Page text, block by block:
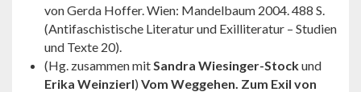
von Gerda Hoffer. Wien: Mandelbaum 2004. 488 S.
(Antifaschistische Literatur und Exilliteratur – Studien
und Texte 20).
(Hg. zusammen mit Sandra Wiesinger-Stockund
Erika Weinzierl) Vom Weggehen. Zum Exil von